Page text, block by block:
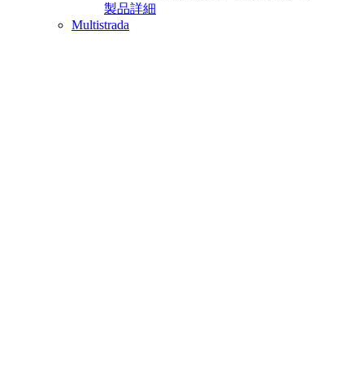
製品詳細
Multistrada